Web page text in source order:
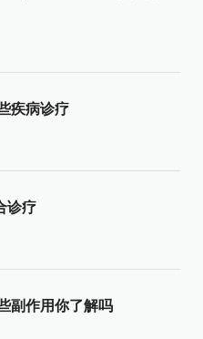
疾病诊疗
诊疗
副作用你了解吗